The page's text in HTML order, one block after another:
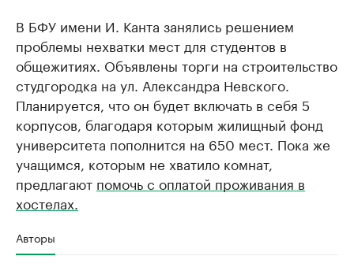
В БФУ имени И. Канта занялись решением
проблемы нехватки мест для студентов в
общежитиях. Объявлены торги на строительство
студгородка на ул. Александра Невского.
Планируется, что он будет включать в себя 5
корпусов, благодаря которым жилищный фонд
университета пополнится на 650 мест. Пока же
учащимся, которым не хватило комнат,
предлагают помочь с оплатой проживания в
хостелах.
Авторы